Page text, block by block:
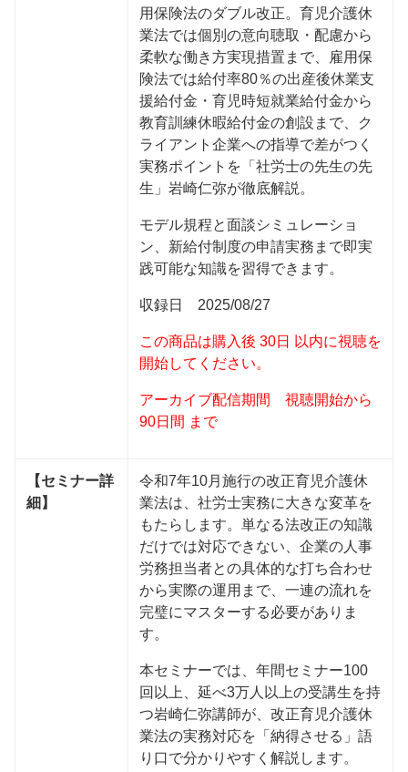
用保険法のダブル改正。育児介護休
業法では個別の意向聴取・配慮から
柔軟な働き方実現措置まで、雇用保
険法では給付率80％の出産後休業支
援給付金・育児時短就業給付金から
教育訓練休暇給付金の創設まで、ク
ライアント企業への指導で差がつく
実務ポイントを「社労士の先生の先
生」岩崎仁弥が徹底解説。
モデル規程と面談シミュレーショ
ン、新給付制度の申請実務まで即実
践可能な知識を習得できます。
収録日 2025/08/27
この商品は購入後 30日 以内に視聴を
開始してください。
アーカイブ配信期間 視聴開始から
90日間 まで
【セミナー詳
細】
令和7年10月施行の改正育児介護休
業法は、社労士実務に大きな変革を
もたらします。単なる法改正の知識
だけでは対応できない、企業の人事
労務担当者との具体的な打ち合わせ
から実際の運用まで、一連の流れを
完璧にマスターする必要がありま
す。
本セミナーでは、年間セミナー100
回以上、延べ3万人以上の受講生を持
つ岩崎仁弥講師が、改正育児介護休
業法の実務対応を「納得させる」語
り口で分かりやすく解説します。